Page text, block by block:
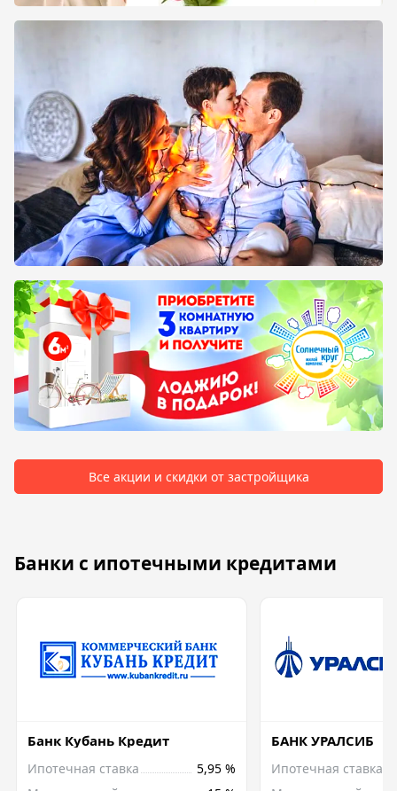
Все акции и скидки от застройщика
Банки с ипотечными кредитами
Банк Кубань Кредит
Ипотечная ставка
5,95 %
БАНК УРАЛСИБ
Ипотечная ставка